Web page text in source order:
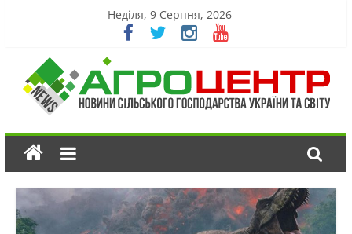
Неділя, 9 Серпня, 2026